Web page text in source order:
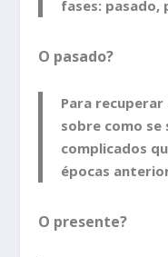
fases:
O pasado?
Para
sobre como
complicados
épocas
O presente?